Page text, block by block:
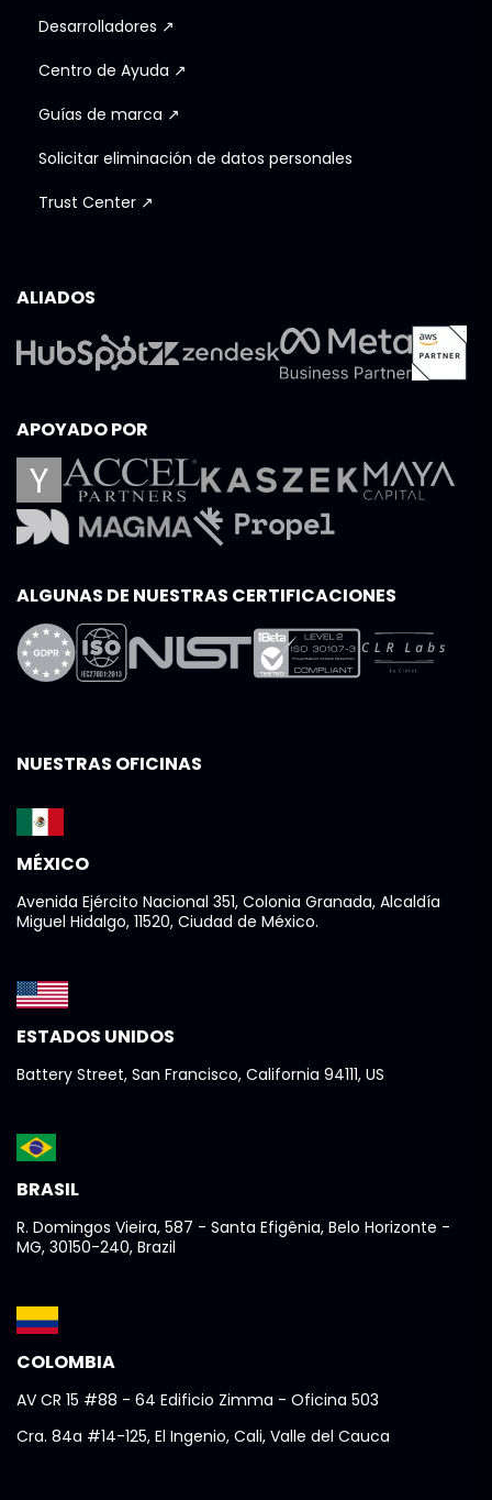
Desarrolladores ↗
Centro de Ayuda ↗
Guías de marca ↗
Solicitar eliminación de datos personales
Trust Center ↗
ALIADOS
APOYADO POR
ALGUNAS DE NUESTRAS CERTIFICACIONES
NUESTRAS OFICINAS
MÉXICO
Avenida Ejército Nacional 351, Colonia Granada, Alcaldía
Miguel Hidalgo, 11520, Ciudad de México.
ESTADOS UNIDOS
Battery Street, San Francisco, California 94111, US
BRASIL
R. Domingos Vieira, 587 - Santa Efigênia, Belo Horizonte -
MG, 30150-240, Brazil
COLOMBIA
AV CR 15 #88 - 64 Edificio Zimma - Oficina 503
Cra. 84a #14-125, El Ingenio, Cali, Valle del Cauca